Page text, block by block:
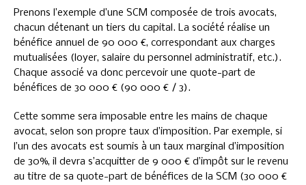
Prenons l’exemple d’une SCM composée de trois avocats,
chacun détenant un tiers du capital. La société réalise un
bénéfice annuel de 90 000 €, correspondant aux charges
mutualisées (loyer, salaire du personnel administratif, etc.).
Chaque associé va donc percevoir une quote-part de
bénéfices de 30 000 € (90 000 € / 3).
Cette somme sera imposable entre les mains de chaque
avocat, selon son propre taux d’imposition. Par exemple, si
l’un des avocats est soumis à un taux marginal d’imposition
de 30%, il devra s’acquitter de 9 000 € d’impôt sur le revenu
au titre de sa quote-part de bénéfices de la SCM (30 000 €